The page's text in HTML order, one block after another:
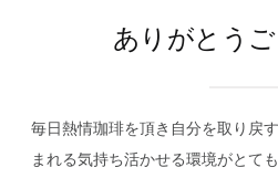
ありがとう
毎日熱情珈琲を頂き自分を取り戻
まれる気持ち活かせる環境がとて